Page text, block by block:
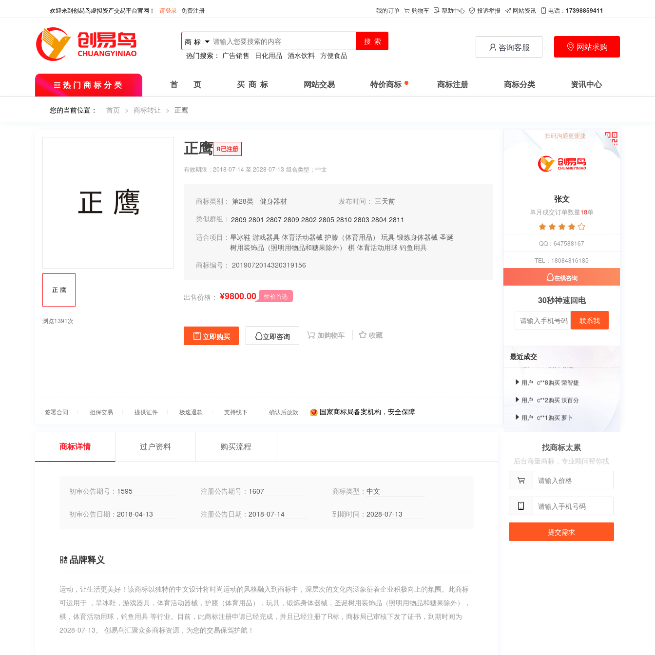
欢迎来到创易鸟虚拟资产交易平台官网！ 请登录 免费注册 我的订单 购物车 帮助中心 投诉举报 网站资讯 电话： 17398859411
商标
热门搜索： 广告销售 日化用品 酒水饮料 方便食品
咨询客服 网站求购
热门商标分类 首 页 买 商 标 网站交易 特价商标 商标注册 商标分类 资讯中心
您的当前位置： 首页 > 商标转让 > 正鹰
浏览1391次
正鹰 R已注册
有效期限：2018-07-14 至 2028-07-13 组合类型：中文
商标类别： 第28类 - 健身器材 发布时间： 三天前
类似群组： 2809 2801 2807 2809 2802 2805 2810 2803 2804 2811
适合项目： 旱冰鞋 游戏器具 体育活动器械 护膝（体育用品） 玩具 锻炼身体器械 圣诞
树用装饰品（照明用物品和糖果除外）
棋 体育活动用球 钓鱼用具
商标编号： 2019072014320319156
出售价格： ¥9800.00 性价首选
立即购买 立即咨询 加购物车 收藏
签署合同 担保交易 提供证件 极速退款 支持线下 确认后放款 国家商标局备案机构，安全保障
扫码沟通更便捷
张文
单月成交订单数量18单
QQ：647588167
TEL：18084816185
在线咨询
30秒神速回电
联系我
最近成交
用户 c**1购买 萝卜
用户 c**8购买 古雍堂
用户 c**2购买 奢选
用户 c**8购买 荣智捷
用户 c**2购买 沃百分
c**1购买 萝卜
用户 c**8购买 古雍堂
用户
c**8购买 荣智捷
用户 c**2购买 沃百分
商标详情 过户资料 购买流程
初审公告期号： 1595 注册公告期号： 1607 商标类型： 中文
初审公告日期： 2018-04-13 注册公告日期： 2018-07-14 到期时间： 2028-07-13
品牌释义
运动，让生活更美好！该商标以独特的中文设计将时尚运动的风格融入到商标中，深层次的文化内涵象征着企业积极向上的氛围。此商标
可运用于 ，旱冰鞋，游戏器具，体育活动器械，护膝（体育用品），玩具，锻炼身体器械，圣诞树用装饰品（照明用物品和糖果除外），
棋，体育活动用球，钓鱼用具 等行业。目前，此商标注册申请已经完成，并且已经注册了R标，商标局已审核下发了证书，到期时间为
2028-07-13。 创易鸟汇聚众多商标资源，为您的交易保驾护航！
找商标太累
后台海量商标，专业顾问帮你找
提交需求